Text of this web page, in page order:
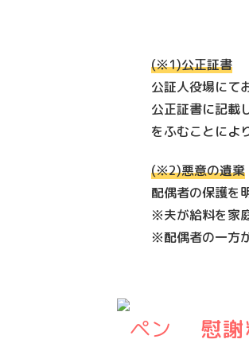
(※1)公正証書
公証人役場にて
公正証書に記載
をふむことによ
(※2)悪意の遺棄
配偶者の保護を
※夫が給料を家
※配偶者の一方
慰